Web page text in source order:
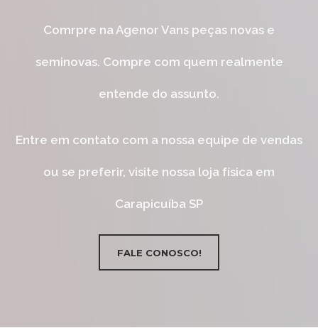
Comrpre na Agenor Vans peças novas e
seminovas. Compre com quem realmente
entende do assunto.
Entre em contato com a nossa equipe de vendas
ou se preferir, visite nossa loja física em
Carapicuíba SP
FALE CONOSCO!